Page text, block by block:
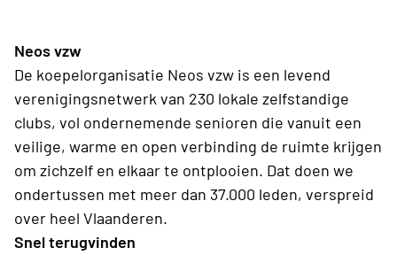
Neos vzw
De koepelorganisatie Neos vzw is een levend
verenigingsnetwerk van 230 lokale zelfstandige
clubs, vol ondernemende senioren die vanuit een
veilige, warme en open verbinding de ruimte krijgen
om zichzelf en elkaar te ontplooien. Dat doen we
ondertussen met meer dan 37.000 leden, verspreid
over heel Vlaanderen.
Snel terugvinden